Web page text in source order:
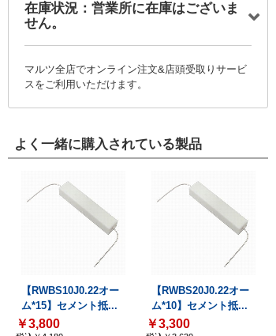
在庫状況：営業所に在庫はございま
せん。
マルツ全店でオンライン注文&店頭受取りサービ
スをご利用いただけます。
よく一緒に購入されている製品
【RWBS10J0.22オー
ム*15】セメント抵...
￥3,800
【RWBS20J0.22オー
ム*10】セメント抵...
￥3,300